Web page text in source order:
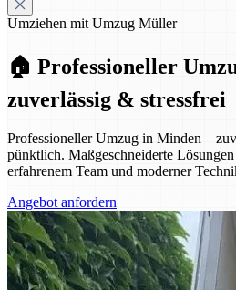
Umziehen mit Umzug Müller
🏠 Professioneller
zuverlässig & stressfrei
Professioneller Umzug in Minden –
pünktlich. Maßgeschneiderte
erfahrenem Team und moderner
Angebot anfordern